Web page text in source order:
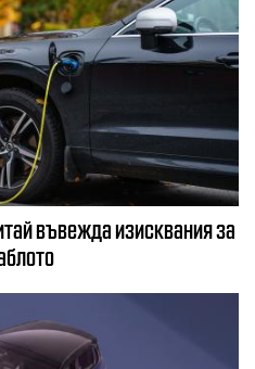
въвежда изисквания за